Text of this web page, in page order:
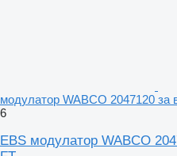
модулатор WABCO 2047120 за
6
EBS модулатор WABCO